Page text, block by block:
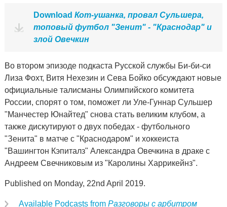
Download Кот-ушанка, провал Сульшера,
топовый футбол "Зенит" - "Краснодар" и
злой Овечкин
Во втором эпизоде подкаста Русской службы Би-би-си
Лиза Фохт, Витя Нехезин и Сева Бойко обсуждают новые
официальные талисманы Олимпийского комитета
России, спорят о том, поможет ли Уле-Гуннар Сульшер
"Манчестер Юнайтед" снова стать великим клубом, а
также дискутируют о двух победах - футбольного
"Зенита" в матче с "Краснодаром" и хоккеиста
"Вашингтон Кэпиталз" Александра Овечкина в драке с
Андреем Свечниковым из "Каролины Харрикейнз".
Published on Monday, 22nd April 2019.
Available Podcasts from Разговоры с арбитром